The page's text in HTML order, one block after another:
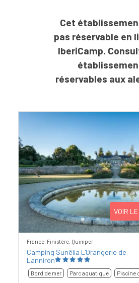
Cet
pas réservable en
IberiCamp.
réservables aux
Previous
VOIR
France, Finistère, Quimper
Camping Sunêlia L'Orangerie de
Lanniron
Bord de mer Parc aquatique Piscine